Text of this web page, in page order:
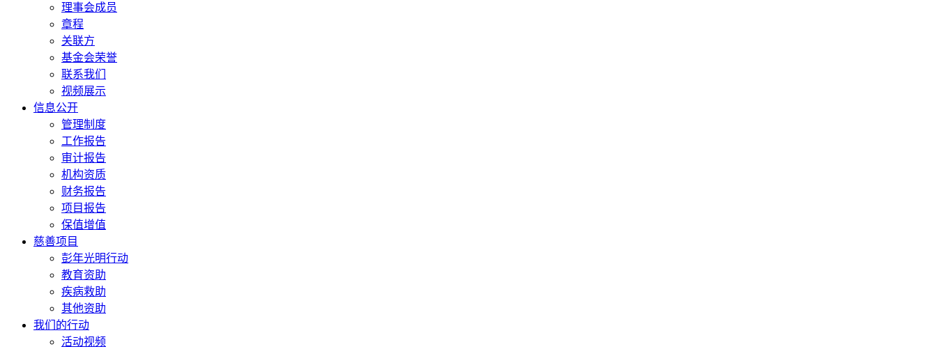
理事会成员
章程
关联方
基金会荣誉
联系我们
视频展示
信息公开
管理制度
工作报告
审计报告
机构资质
财务报告
项目报告
保值增值
慈善项目
彭年光明行动
教育资助
疾病救助
其他资助
我们的行动
活动视频